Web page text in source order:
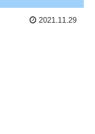
2021.11.29